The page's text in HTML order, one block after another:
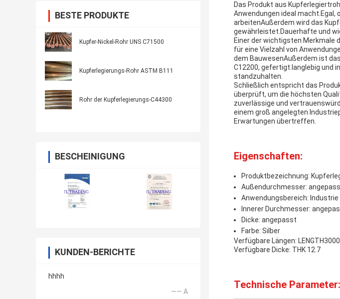
BESTE PRODUKTE
Kupfer-Nickel-Rohr UNS C71500
Kupferlegierungs-Rohr ASTM B111
Rohr der Kupferlegierungs-C44300
BESCHEINIGUNG
KUNDEN-BERICHTE
hhhh
—— A
Das Produkt aus
Anwendungen ideal macht.Egal,
arbeitenAußerdem wird das
gewährleistet.Dauerhafte und
Einer der wichtigsten Merkmale
für eine Vielzahl von
dem BauwesenAußerdem ist
C12200, gefertigt.langlebig und
standzuhalten.
Schließlich entspricht das
überprüft, um die höchsten
zuverlässige und
einem groß angelegten
Erwartungen übertreffen.
Eigenschaften:
Produktbezeichnung:
Außendurchmesser:
Anwendungsbereich: Industrie
Innerer Durchmesser:
Dicke: angepasst
Farbe: Silber
Verfügbare Längen:
Verfügbare Dicke: THK 12.7
Technische Parameter: